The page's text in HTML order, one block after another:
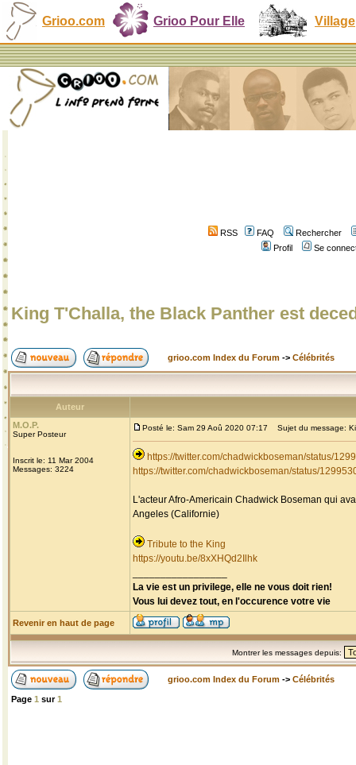
Grioo.com Grioo Pour Elle Village
RSS FAQ
Rechercher
Profil
Se
King T'Challa, the Black Panther est
grioo.com Index du Forum -> Célébrités
Auteur
M.O.P.
Super Posteur
Inscrit le: 11 Mar 2004
Messages: 3224
Posté le: Sam 29 Aoû 2020 07:17 Sujet du message:
https://twitter.com/chadwickboseman/status/
https://twitter.com/chadwickboseman/status/
L'acteur Afro-Americain Chadwick Boseman qui
Angeles (Californie)
Tribute to the King
https://youtu.be/8xXHQd2Ilhk
La vie est un privilege, elle ne vous doit rien!
Vous lui devez tout, en l'occurence votre vie
Revenir en haut de page
Montrer les messages depuis:
grioo.com Index du Forum -> Célébrités
Page 1 sur1